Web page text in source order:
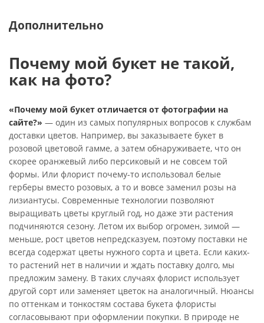
Дополнительно
Почему мой букет не такой,
как на фото?
«Почему мой букет отличается от фотографии на
сайте?» — один из самых популярных вопросов к службам
доставки цветов. Например, вы заказываете букет в
розовой цветовой гамме, а затем обнаруживаете, что он
скорее оранжевый либо персиковый и не совсем той
формы. Или флорист почему-то использовал белые
герберы вместо розовых, а то и вовсе заменил розы на
лизиантусы. Современные технологии позволяют
выращивать цветы круглый год, но даже эти растения
подчиняются сезону. Летом их выбор огромен, зимой —
меньше, рост цветов непредсказуем, поэтому поставки не
всегда содержат цветы нужного сорта и цвета. Если каких-
то растений нет в наличии и ждать поставку долго, мы
предложим замену. В таких случаях флорист использует
другой сорт или заменяет цветок на аналогичный. Нюансы
по оттенкам и тонкостям состава букета флористы
согласовывают при оформлении покупки. В природе не